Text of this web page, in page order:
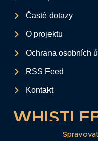
Časté dotazy
O projektu
Ochrana osobních
RSS Feed
Kontakt
Tento formulář